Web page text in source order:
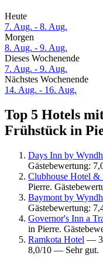
Heute
7. Aug. - 8. Aug.
Morgen
8. Aug. - 9. Aug.
Dieses Wochenende
7. Aug. - 9. Aug.
Nächstes Wochenende
14. Aug. - 16. Aug.
Top 5 Hotels
Frühstück in
Days Inn by
Gästebewertung:
Clubhouse Hotel &
Pierre.
Baymont by
Gästebewertung:
Governor's Inn a
in Pierre.
Ramkota Hotel —
8,0/10 — Sehr gut.